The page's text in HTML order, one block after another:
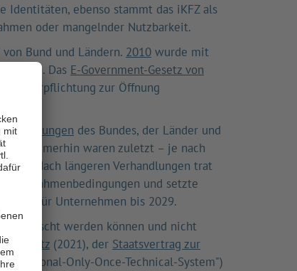
ebenso stammt das iKFZ als
oder mangelnder Nutzbarkeit.
Bund und Ländern. 2010 wurde mit
Das E-Government-Gesetz von
Verpflichtung zur Öffnung
Leistungen des Bundes, der Länder und
ist. Immerhin waren zuletzt – je nach
Nach längeren Verhandlungen trat
Rahmenbedingungen und setzte
für Unternehmen bis 2029.
werden können und nicht
(2021), der Staatsvertrag zur
(„National-Only-Once-Technical-System")